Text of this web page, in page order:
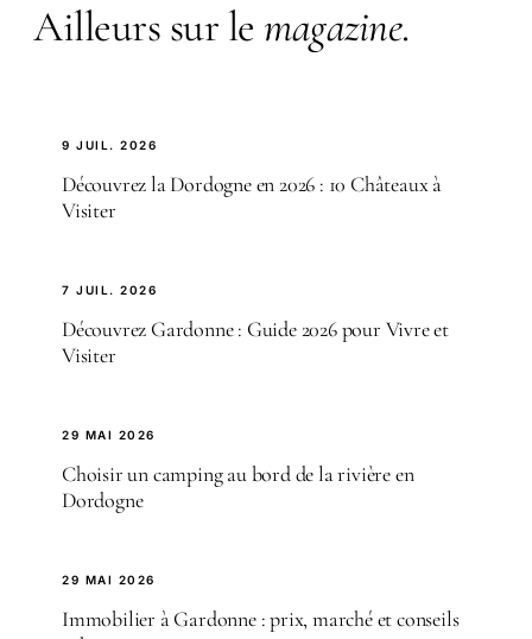
Ailleurs sur le magazine.
9 JUIL. 2026
Découvrez la Dordogne en 2026 : 10 Châteaux à
Visiter
7 JUIL. 2026
Découvrez Gardonne : Guide 2026 pour Vivre et
Visiter
29 MAI 2026
Choisir un camping au bord de la rivière en
Dordogne
29 MAI 2026
Immobilier à Gardonne : prix, marché et conseils